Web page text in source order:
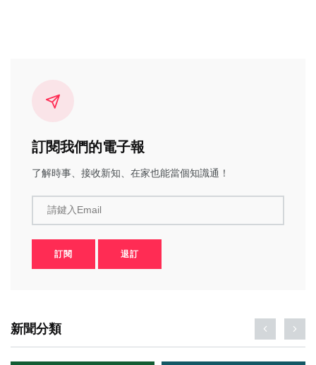
訂閱我們的電子報
了解時事、接收新知、在家也能當個知識通！
請鍵入Email
訂閱 退訂
新聞分類